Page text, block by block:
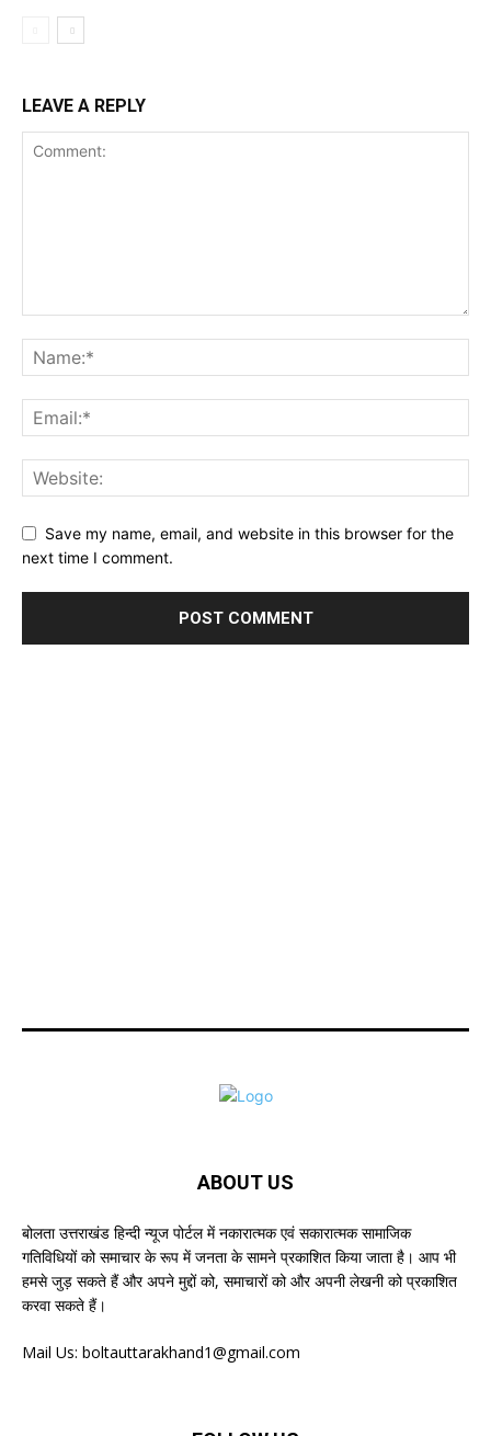
LEAVE A REPLY
Save my name, email, and website in this browser for the
next time I comment.
ABOUT US
बोलता उत्तराखंड हिन्दी न्यूज पोर्टल में नकारात्मक एवं सकारात्मक सामाजिक
गतिविधियों को समाचार के रूप में जनता के सामने प्रकाशित किया जाता है। आप भी
हमसे जुड़ सकते हैं और अपने मुद्दों को, समाचारों को और अपनी लेखनी को प्रकाशित
करवा सकते हैं।
Mail Us: boltauttarakhand1@gmail.com